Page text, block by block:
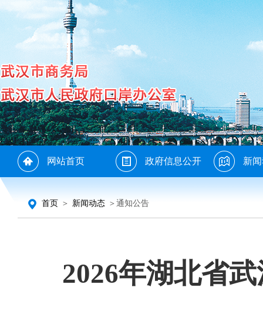
网站首页 政府信息公开 新
首页 ＞ 新闻动态 ＞通知公告
2026年湖北省